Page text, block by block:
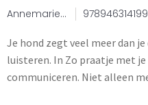
Annemariek
Je hond zegt veel meer dan
luisteren. In Zo praatje met
communiceren. Niet alleen